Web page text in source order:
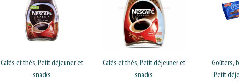
Cafés et thés, Petit déjeuner et
snacks
Cafés et thés, Petit déjeuner et
snacks
Goûters,
Petit